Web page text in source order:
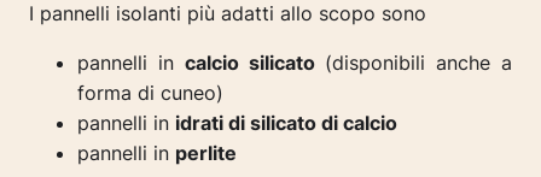
I pannelli isolanti più adatti allo scopo sono
pannelli in calcio silicato(disponibili anche a
forma di cuneo)
pannelli in idrati di silicato di calcio
pannelli in perlite